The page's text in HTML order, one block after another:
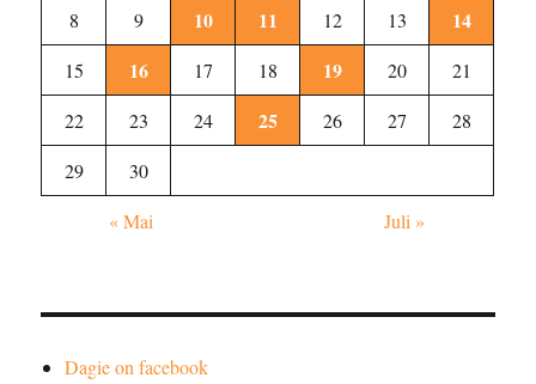
8 9 10 11 12 13 14
15 16 17 18 19 20
21
22
23 24 25 26 27
28
29
30
« Mai
Juli »
Dagie on facebook